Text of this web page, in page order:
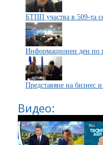
БТПП участва в 509-та
Информационен ден по
Представяне на бизнес
Видео: